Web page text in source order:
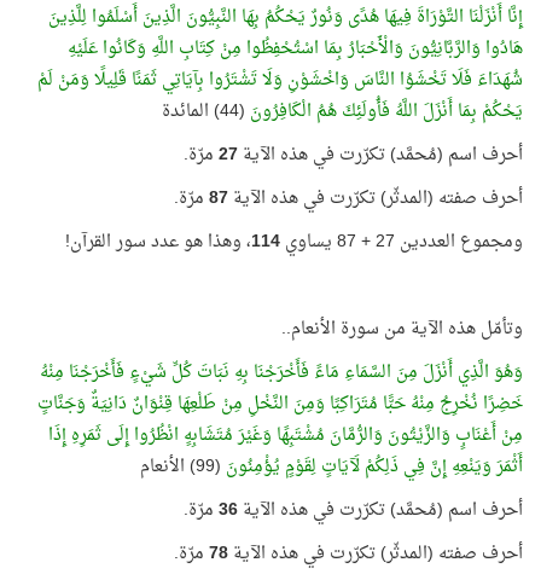
إِنَّا أَنْزَلْنَا التَّوْرَاةَ فِيهَا هُدًى وَنُورٌ يَحْكُمُ بِهَا النَّبِيُّونَ الَّذِينَ أَسْلَمُوا لِلَّذِينَ
هَادُوا وَالرَّبَّانِيُّونَ وَالْأَحْبَارُ بِمَا اسْتُحْفِظُوا مِنْ كِتَابِ اللَّهِ وَكَانُوا عَلَيْهِ
شُهَدَاءَ فَلَا تَخْشَوُا النَّاسَ وَاخْشَوْنِ وَلَا تَشْتَرُوا بِآيَاتِي ثَمَنًا قَلِيلًا وَمَنْ لَمْ
يَحْكُمْ بِمَا أَنْزَلَ اللَّهُ فَأُولَئِكَ هُمُ الْكَافِرُونَ (44) المائدة
أحرف اسم (مُحمَّد) تكرّرت في هذه الآية27مرّة.
أحرف صفته (المدثّر) تكرّرت في هذه الآية87مرّة.
ومجموع العددين 27 + 87 يساوي
114، وهذا هو عدد سور القرآن!
وتأمّل هذه الآية من سورة الأنعام..
وَهُوَ الَّذِي أَنْزَلَ مِنَ السَّمَاءِ مَاءً فَأَخْرَجْنَا بِهِ نَبَاتَ كُلِّ شَيْءٍ فَأَخْرَجْنَا مِنْهُ
خَضِرًا نُخْرِجُ مِنْهُ حَبًّا مُتَرَاكِبًا وَمِنَ النَّخْلِ مِنْ طَلْعِهَا قِنْوَانٌ دَانِيَةٌ وَجَنَّاتٍ
مِنْ أَعْنَابٍ وَالزَّيْتُونَ وَالرُّمَّانَ مُشْتَبِهًا وَغَيْرَ مُتَشَابِهٍ انْظُرُوا إِلَى ثَمَرِهِ إِذَا
أَثْمَرَ وَيَنْعِهِ إِنَّ فِي ذَلِكُمْ لَآيَاتٍ لِقَوْمٍ يُؤْمِنُونَ (99) الأنعام
أحرف اسم (مُحمَّد) تكرّرت في هذه الآية36مرّة.
أحرف صفته (المدثّر) تكرّرت في هذه الآية78مرّة.